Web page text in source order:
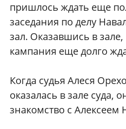
пришлось ждать еще
заседания по делу
зал. Оказавшись в
кампания еще долго
Когда судья Алеся
оказалась в зале суда,
знакомство с